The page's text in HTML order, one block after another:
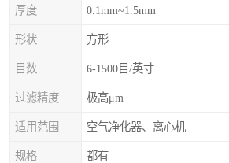
厚度 0.1mm~1.5mm
形状 方形
目数 6-1500目/英寸
过滤精度 极高μm
适用范围 空气净化器、离心机
规格 都有